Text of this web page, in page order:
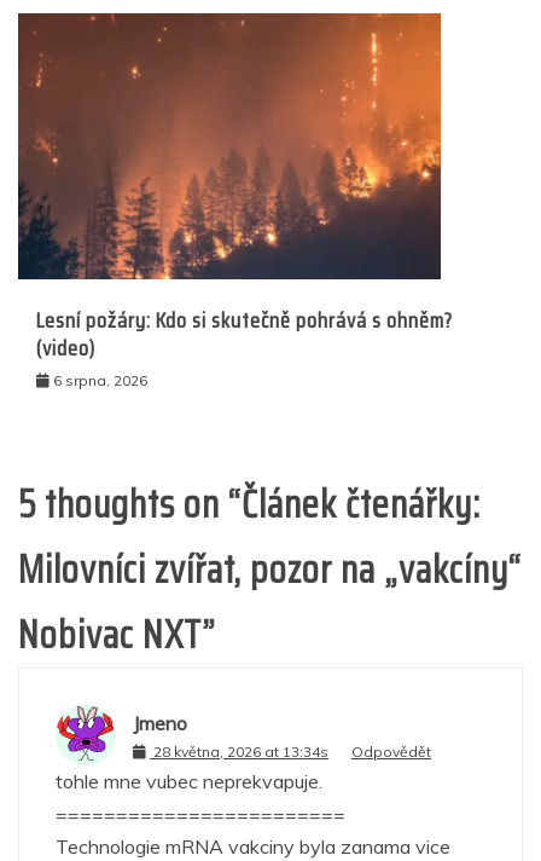
Lesní požáry: Kdo si skutečně pohrává s ohněm?
(video)
6 srpna, 2026
5 thoughts on “Článek čtenářky:
Milovníci zvířat, pozor na „vakcíny“
Nobivac NXT”
Jmeno
28 května, 2026 at 13:34s Odpovědět
tohle mne vubec neprekvapuje.
========================
Technologie mRNA vakciny byla zanama vice